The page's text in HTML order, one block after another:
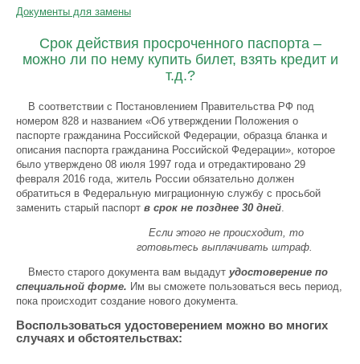
Документы для замены
Срок действия просроченного паспорта –
можно ли по нему купить билет, взять кредит и
т.д.?
В соответствии с Постановлением Правительства РФ под
номером 828 и названием «Об утверждении Положения о
паспорте гражданина Российской Федерации, образца бланка и
описания паспорта гражданина Российской Федерации», которое
было утверждено 08 июля 1997 года и отредактировано 29
февраля 2016 года, житель России обязательно должен
обратиться в Федеральную миграционную службу с просьбой
заменить старый паспорт в срок не позднее 30 дней.
Если этого не происходит, то
готовьтесь выплачивать штраф.
Вместо старого документа вам выдадут удостоверение по
специальной форме. Им вы сможете пользоваться весь период,
пока происходит создание нового документа.
Воспользоваться удостоверением можно во многих
случаях и обстоятельствах: